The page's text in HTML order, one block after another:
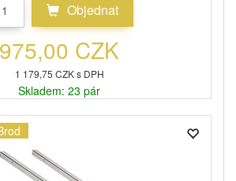
Objednat
975,00 CZK
1 179,75 CZK s DPH
Skladem: 23 pár